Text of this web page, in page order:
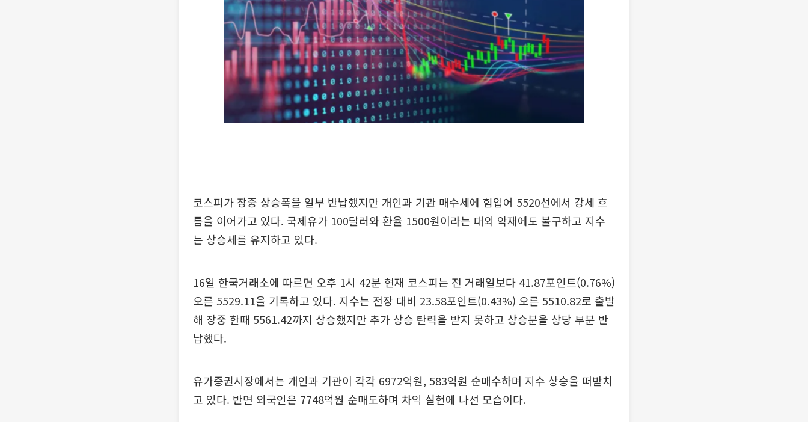
코스피가 장중 상승폭을 일부 반납했지만 개인과 기관 매수세에 힘입어 5520선에서 강세 흐
름을 이어가고 있다. 국제유가 100달러와 환율 1500원이라는 대외 악재에도 불구하고 지수
는 상승세를 유지하고 있다.
16일 한국거래소에 따르면 오후 1시 42분 현재 코스피는 전 거래일보다 41.87포인트(0.76%)
오른 5529.11을 기록하고 있다. 지수는 전장 대비 23.58포인트(0.43%) 오른 5510.82로 출발
해 장중 한때 5561.42까지 상승했지만 추가 상승 탄력을 받지 못하고 상승분을 상당 부분 반
납했다.
유가증권시장에서는 개인과 기관이 각각 6972억원, 583억원 순매수하며 지수 상승을 떠받치
고 있다. 반면 외국인은 7748억원 순매도하며 차익 실현에 나선 모습이다.